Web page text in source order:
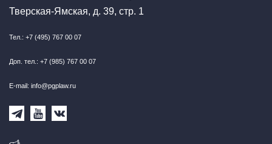
Тверская-Ямская, д. 39, стр. 1
Тел.: +7 (495) 767 00 07
Доп. тел.: +7 (985) 767 00 07
E-mail: info@pgplaw.ru